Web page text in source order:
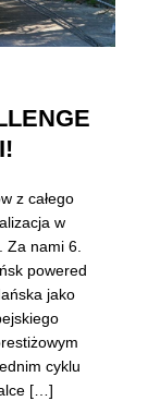
z całego
w
Za nami 6.
powered
jako
cyklu
[…]